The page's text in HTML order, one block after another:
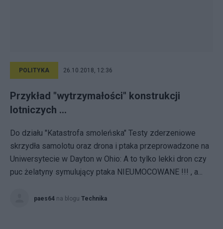
POLITYKA 26.10.2018, 12:36
Przykład "wytrzymałości" konstrukcji
lotniczych ...
Do działu "Katastrofa smoleńska" Testy zderzeniowe
skrzydła samolotu oraz drona i ptaka przeprowadzone na
Uniwersytecie w Dayton w Ohio: A to tylko lekki dron czy
puc żelatyny symulujący ptaka NIEUMOCOWANE !!! , a...
paes64 na blogu Technika